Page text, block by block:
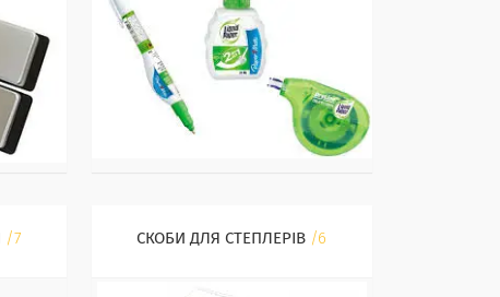
7 СКОБИ ДЛЯ СТЕПЛЕРІВ 6